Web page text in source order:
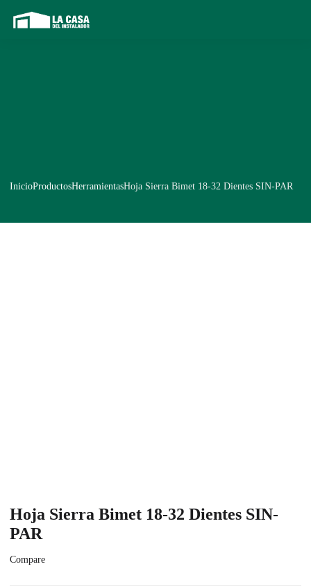
InicioProductosHerramientasHoja Sierra Bimet 18-32 Dientes SIN-PAR
Hoja Sierra Bimet 18-32 Dientes SIN-
PAR
Compare